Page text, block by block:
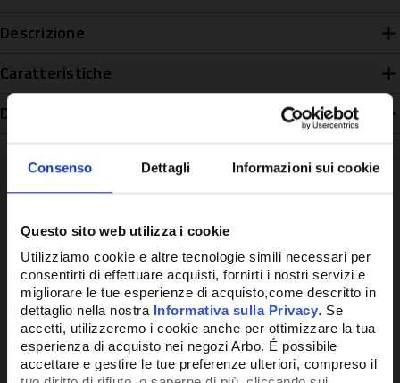
Consenso Dettagli Informazioni sui cookie
Questo sito web utilizza i cookie
Utilizziamo cookie e altre tecnologie simili necessari per
consentirti di effettuare acquisti, fornirti i nostri servizi e
migliorare le tue esperienze di acquisto,come descritto in
dettaglio nella nostra Informativa sulla Privacy. Se
accetti, utilizzeremo i cookie anche per ottimizzare la tua
esperienza di acquisto nei negozi Arbo. É possibile
accettare e gestire le tue preferenze ulteriori, compreso il
Descrizione
Caratteristiche
Disponibilità
Potrebbe anche interessarti